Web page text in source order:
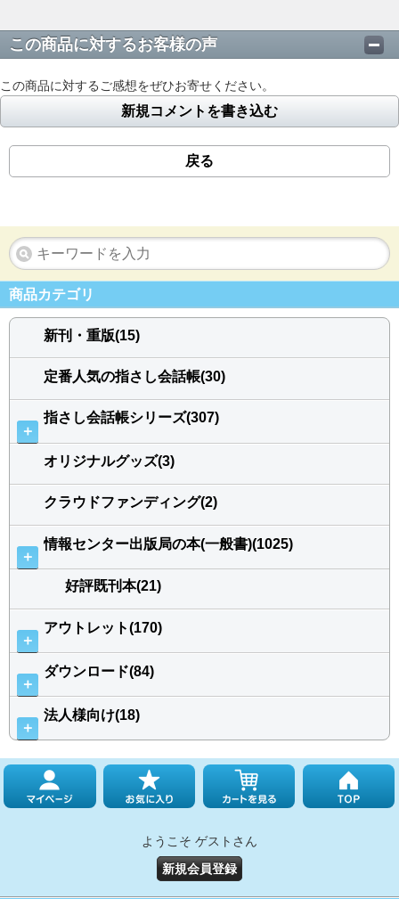
この商品に対するお客様の声
この商品に対するご感想をぜひお寄せください。
新規コメントを書き込む
戻る
商品カテゴリ
新刊・重版(15)
定番人気の指さし会話帳(30)
＋
指さし会話帳シリーズ(307)
オリジナルグッズ(3)
クラウドファンディング(2)
＋
情報センター出版局の本(一般書)(1025)
好評既刊本(21)
＋
アウトレット(170)
＋
ダウンロード(84)
＋
法人様向け(18)
ようこそ ゲストさん
新規会員登録